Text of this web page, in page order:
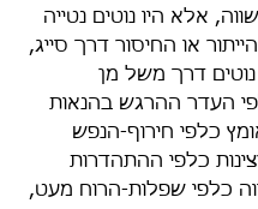
אלא היו נוטים נטייה
או החיסור דרך סייג,
דרך משל מן
העדר ההרגש בהנאות
כלפי חירוף-הנפש
כלפי ההתהדרות
כלפי שפלות-הרוח מעט,